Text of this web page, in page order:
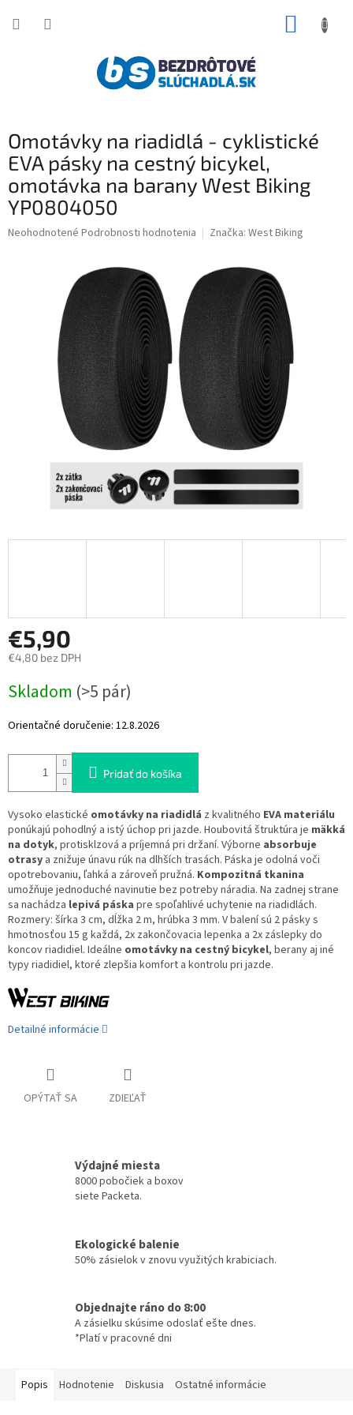
Omotávky na riadidlá - cyklistické
EVA pásky na cestný bicykel,
omotávka na barany West Biking
YP0804050
Priemerné
hviezdičiek.
Neohodnotené Podrobnosti hodnotenia Značka: West Biking
€5,90
€4,80 bez DPH
cena:
Skladom (>5 pár)
Orientačné doručenie: 12.8.2026
Pridať do košíka
Vysoko elastické omotávky na riadidlá z kvalitného EVA materiálu
ponúkajú pohodlný a istý úchop pri jazde. Houbovitá štruktúra je mäkká
na dotyk, protisklzová a príjemná pri držaní. Výborne absorbuje
otrasy a znižuje únavu rúk na dlhších trasách. Páska je odolná voči
opotrebovaniu, ľahká a zároveň pružná. Kompozitná tkanina
umožňuje jednoduché navinutie bez potreby náradia. Na zadnej strane
sa nachádza lepivá páska pre spoľahlivé uchytenie na riadidlách.
Rozmery: šírka 3 cm, dĺžka 2 m, hrúbka 3 mm. V balení sú 2 pásky s
hmotnosťou 15 g každá, 2x zakončovacia lepenka a 2x záslepky do
koncov riadidiel. Ideálne omotávky na cestný bicykel, berany aj iné
typy riadidiel, ktoré zlepšia komfort a kontrolu pri jazde.
Detailné informácie
OPÝTAŤ SA ZDIEĽAŤ
Výdajné miesta
8000 pobočiek a boxov
siete Packeta.
Ekologické balenie
50% zásielok v znovu využitých krabiciach.
Objednajte ráno do 8:00
A zásielku skúsime odoslať ešte dnes.
*Platí v pracovné dni
Popis Hodnotenie Diskusia Ostatné informácie